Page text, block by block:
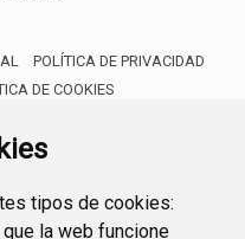
tipos de cookies:
la web funcione
POLÍTICA DE PRIVACIDAD
DE COOKIES